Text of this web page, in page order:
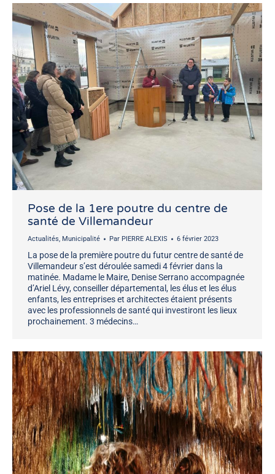
Pose de la 1ere poutre du centre de
santé de Villemandeur
Actualités, Municipalité Par PIERRE ALEXIS 6 février 2023
La pose de la première poutre du futur centre de santé de
Villemandeur s’est déroulée samedi 4 février dans la
matinée. Madame le Maire, Denise Serrano accompagnée
d’Ariel Lévy, conseiller départemental, les élus et les élus
enfants, les entreprises et architectes étaient présents
avec les professionnels de santé qui investiront les lieux
prochainement. 3 médecins…